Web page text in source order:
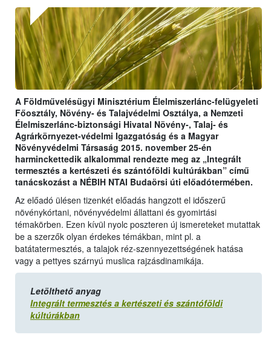
A Földművelésügyi Minisztérium Élelmiszerlánc-felügyeleti
Főosztály, Növény- és Talajvédelmi Osztálya, a Nemzeti
Élelmiszerlánc-biztonsági Hivatal Növény-, Talaj- és
Agrárkörnyezet-védelmi Igazgatóság és a Magyar
Növényvédelmi Társaság 2015. november 25-én
harminckettedik alkalommal rendezte meg az „Integrált
termesztés a kertészeti és szántóföldi kultúrákban” című
tanácskozást a NÉBIH NTAI Budaörsi úti előadótermében.
Az előadó ülésen tizenkét előadás hangzott el időszerű
növénykórtani, növényvédelmi állattani és gyomirtási
témakörben. Ezen kívül nyolc poszteren új ismereteket mutattak
be a szerzők olyan érdekes témákban, mint pl. a
batátatermesztés, a talajok réz-szennyezettségének hatása
vagy a pettyes szárnyú muslica rajzásdinamikája.
Letölthető anyag
Integrált termesztés a kertészeti és szántóföldi
kúltúrákban